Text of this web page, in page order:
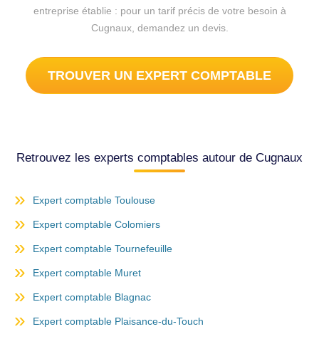
entreprise établie : pour un tarif précis de votre besoin à
Cugnaux, demandez un devis.
TROUVER UN EXPERT COMPTABLE
Retrouvez les experts comptables autour de Cugnaux
Expert comptable Toulouse
Expert comptable Colomiers
Expert comptable Tournefeuille
Expert comptable Muret
Expert comptable Blagnac
Expert comptable Plaisance-du-Touch